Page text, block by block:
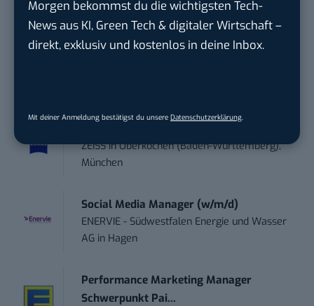
Morgen bekommst du die wichtigsten Tech-
News aus KI, Green Tech & digitaler Wirtschaft –
direkt, exklusiv und kostenlos in deine Inbox.
Mit deiner Anmeldung bestätigst du unsere Datenschutzerklärung.
trendtours Holding GmbHinEschborn
Social Media – / Channel – Lead (...
ZEISSinOberkochen (Baden-Württemberg),
München
Social Media Manager (w/m/d)
ENERVIE - Südwestfalen Energie und Wasser
AG in Hagen
Performance Marketing Manager
Schwerpunkt Pai...